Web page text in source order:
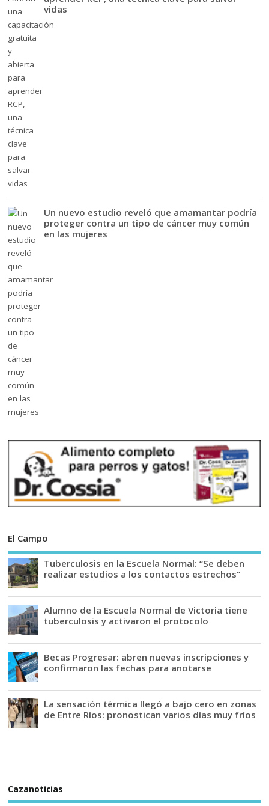
vidas
Un nuevo estudio reveló que amamantar podría
proteger contra un tipo de cáncer muy común
en las mujeres
El Campo
Tuberculosis en la Escuela Normal: “Se deben
realizar estudios a los contactos estrechos”
Alumno de la Escuela Normal de Victoria tiene
tuberculosis y activaron el protocolo
Becas Progresar: abren nuevas inscripciones y
confirmaron las fechas para anotarse
La sensación térmica llegó a bajo cero en zonas
de Entre Ríos: pronostican varios días muy fríos
Cazanoticias